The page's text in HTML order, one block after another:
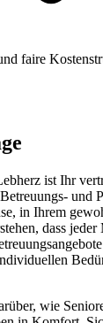
faire
ist Ihr
und
in Ihrem
dass
wie